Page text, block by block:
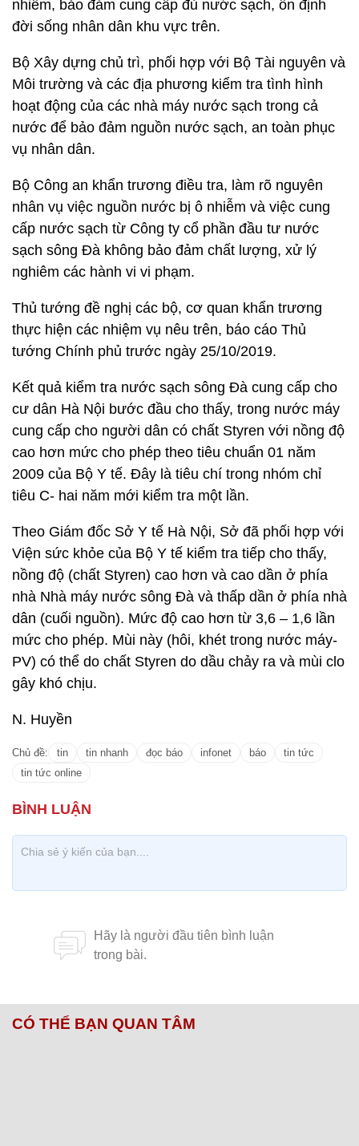
nhiễm, bảo đảm cung cấp đủ nước sạch, ổn định
đời sống nhân dân khu vực trên.
Bộ Xây dựng chủ trì, phối hợp với Bộ Tài nguyên và
Môi trường và các địa phương kiểm tra tình hình
hoạt động của các nhà máy nước sạch trong cả
nước để bảo đảm nguồn nước sạch, an toàn phục
vụ nhân dân.
Bộ Công an khẩn trương điều tra, làm rõ nguyên
nhân vụ việc nguồn nước bị ô nhiễm và việc cung
cấp nước sạch từ Công ty cổ phần đầu tư nước
sạch sông Đà không bảo đảm chất lượng, xử lý
nghiêm các hành vi vi phạm.
Thủ tướng đề nghị các bộ, cơ quan khẩn trương
thực hiện các nhiệm vụ nêu trên, báo cáo Thủ
tướng Chính phủ trước ngày 25/10/2019.
Kết quả kiểm tra nước sạch sông Đà cung cấp cho
cư dân Hà Nội bước đầu cho thấy, trong nước máy
cung cấp cho người dân có chất Styren với nồng độ
cao hơn mức cho phép theo tiêu chuẩn 01 năm
2009 của Bộ Y tế. Đây là tiêu chí trong nhóm chỉ
tiêu C- hai năm mới kiểm tra một lần.
Theo Giám đốc Sở Y tế Hà Nội, Sở đã phối hợp với
Viện sức khỏe của Bộ Y tế kiểm tra tiếp cho thấy,
nồng độ (chất Styren) cao hơn và cao dần ở phía
nhà Nhà máy nước sông Đà và thấp dần ở phía nhà
dân (cuối nguồn). Mức độ cao hơn từ 3,6 – 1,6 lần
mức cho phép. Mùi này (hôi, khét trong nước máy-
PV) có thể do chất Styren do dầu chảy ra và mùi clo
gây khó chịu.
N. Huyền
Chủ đề: tin tin nhanh đọc báo infonet báo
tin tức
tin tức online
CÓ THỂ BẠN QUAN TÂM